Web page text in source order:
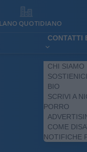
QUOTIDIANO
CONTATTI
CHI SIAMO
SOSTIENICI
BIO
SCRIVI A
PORRO
COME
NOTIFICHE